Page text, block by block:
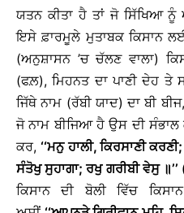
ਯਤਨ ਕੀਤਾ ਹੈ ਤਾਂ ਜੋ ਸਿੱਖਿਆ
ਇਸੇ ਫ਼ਾਰਮੂਲੇ ਮੁਤਾਬਕ ਕਿਸਾਨ
(ਅਨੁਸ਼ਾਸਨ ’ਚ ਚੱਲਣ ਵਾਲਾ)
(ਫਲ਼), ਮਿਹਨਤ ਦਾ ਪਾਣੀ ਦੇਹ ਤੇ
ਜਿੱਥੇ ਨਾਮ (ਰੱਬੀ ਯਾਦ) ਦਾ ਬੀ
ਜੋ ਨਾਮ ਬੀਜਿਆ ਹੈ ਉਸ ਦੀ ਸੰਭਾਲ
ਕਰ,‘‘ਮਨੁ ਹਾਲੀ, ਕਿਰਸਾਣੀ
ਸੰਤੋਖੁ ਸੁਹਾਗਾ; ਰਖੁ ਗਰੀਬੀ ਵੇਸੁ
ਕਿਸਾਨ ਦੀ ਬੋਲੀ ਵਿੱਚ